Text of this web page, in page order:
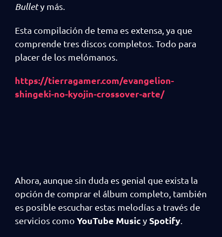
Bullety más.
Esta compilación de tema es extensa, ya que
comprende tres discos completos. Todo para
placer de los melómanos.
https://tierragamer.com/evangelion-
shingeki-no-kyojin-crossover-arte/
Ahora, aunque sin duda es genial que exista la
opción de comprar el álbum completo, también
es posible escuchar estas melodías a través de
servicios como YouTube MusicySpotify